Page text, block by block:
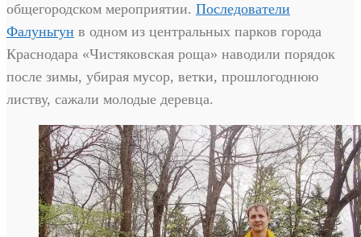
общегородском мероприятии. Последователи
Фалуньгун в одном из центральных парков города
Краснодара «Чистяковская роща» наводили порядок
после зимы, убирая мусор, ветки, прошлогоднюю
листву, сажали молодые деревца.